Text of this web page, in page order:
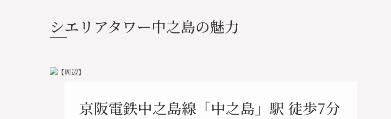
シエリアタワー中之島の魅力
京阪電鉄中之島線「中之島」駅 徒歩7分